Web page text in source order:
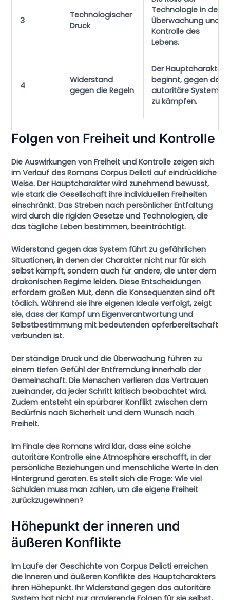
3
Technologischer
Druck
Technologie in der
Überwachung und
Kontrolle des
Lebens.
4
Widerstand
gegen die Regeln
Der Hauptcharakter
beginnt, gegen das
autoritäre System
zu kämpfen.
Folgen von Freiheit und Kontrolle
Die Auswirkungen von Freiheit und Kontrolle zeigen sich
im Verlauf des RomansCorpus Delicti auf eindrückliche
Weise. Der Hauptcharakter wird zunehmend bewusst,
wie stark die Gesellschaft ihre individuellen Freiheiten
einschränkt. Das Streben nach persönlicher Entfaltung
wird durch die rigiden Gesetze und Technologien, die
das tägliche Leben bestimmen, beeinträchtigt.
Widerstand gegen das System führt zu gefährlichen
Situationen, in denen der Charakter nicht nur für sich
selbst kämpft, sondern auch für andere, die unter dem
drakonischen Regime leiden. Diese Entscheidungen
erfordern großen Mut, denn die Konsequenzen sind oft
tödlich. Während sie ihre eigenen Ideale verfolgt, zeigt
sie, dass der Kampf um Eigenverantwortung und
Selbstbestimmung mit bedeutenden opferbereitschaft
verbunden ist.
Der ständige Druck und die Überwachung führen zu
einem tiefen Gefühl der Entfremdung innerhalb der
Gemeinschaft. Die Menschen verlieren das Vertrauen
zueinander, da jeder Schritt kritisch beobachtet wird.
Zudem entsteht ein spürbarer Konflikt zwischen dem
Bedürfnis nach Sicherheit und dem Wunsch nach
Freiheit.
Im Finale des Romans wird klar, dass eine solche
autoritäre Kontrolle eine Atmosphäre erschafft, in der
persönliche Beziehungen und menschliche Werte in den
Hintergrund geraten. Es stellt sich die Frage: Wie viel
Schulden muss man zahlen, um die eigene Freiheit
zurückzugewinnen?
Höhepunkt der inneren und
äußeren Konflikte
Im Laufe der Geschichte vonCorpus Delicti erreichen
die inneren und äußeren Konflikte des Hauptcharakters
ihren Höhepunkt. Ihr Widerstand gegen das autoritäre